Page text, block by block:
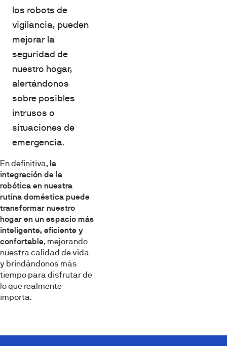
los robots de
vigilancia, pueden
mejorar la
seguridad de
nuestro hogar,
alertándonos
sobre posibles
intrusos o
situaciones de
emergencia.
En definitiva, la
integración de la
robótica en nuestra
rutina doméstica puede
transformar nuestro
hogar en un espacio más
inteligente, eficiente y
confortable, mejorando
nuestra calidad de vida
y brindándonos más
tiempo para disfrutar de
lo que realmente
importa.